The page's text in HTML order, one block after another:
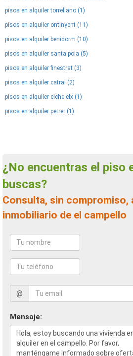
pisos en alquiler torrellano (1)
pisos en alquiler ontinyent (11)
pisos en alquiler benidorm (10)
pisos en alquiler santa pola (5)
pisos en alquiler finestrat (3)
pisos en alquiler catral (2)
pisos en alquiler elche elx (1)
pisos en alquiler petrer (1)
¿No encuentras el piso en alquiler que
buscas?
Consulta, sin compromiso, a un agente
inmobiliario de el campello
@
Mensaje: